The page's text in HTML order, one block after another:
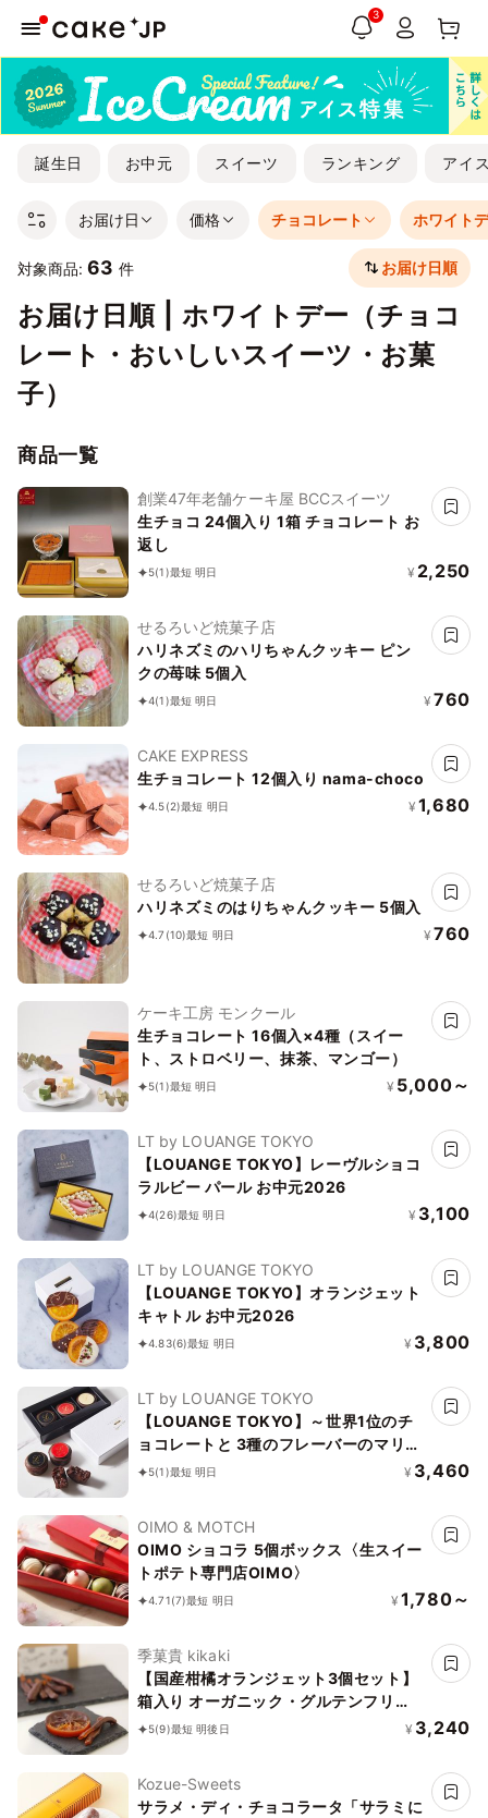
3
誕生日 お中元 スイーツ ランキング アイ
お届け日 価格 チョコレート ホワイト
対象商品: 63 件 お届け日順
お届け日順 | ホワイトデー（チョコ
レート・おいしいスイーツ・お菓
子）
商品一覧
創業47年老舗ケーキ屋 BCCスイーツ
生チョコ 24個入り 1箱 チョコレート お
返し
5(1)最短 明日 ¥ 2,250
せるろいど焼菓子店
ハリネズミのハリちゃんクッキー ピン
クの苺味 5個入
4(1)最短 明日 ¥ 760
CAKE EXPRESS
生チョコレート 12個入り nama-choco
4.5(2)最短 明日 ¥ 1,680
せるろいど焼菓子店
ハリネズミのはりちゃんクッキー 5個入
4.7 (10)最短 明日 ¥ 760
ケーキ工房 モンクール
生チョコレート 16個入×4種（スイー
ト、ストロベリー、抹茶、マンゴー）
5(1)最短 明日 ¥ 5,000～
LT by LOUANGE TOKYO
【LOUANGE TOKYO】レーヴルショコ
ラルビー パール お中元2026
4(26)最短 明日 ¥ 3,100
LT by LOUANGE TOKYO
【LOUANGE TOKYO】オランジェット
キャトル お中元2026
4.83(6)最短 明日 ¥ 3,800
LT by LOUANGE TOKYO
【LOUANGE TOKYO】～世界1位のチ
ョコレートと 3種のフレーバーのマリア
ージュを味わう～ パレット フォンダン
5(1)最短 明日 ¥ 3,460
OIMO & MOTCH
OIMO ショコラ 5個ボックス〈生スイー
トポテト専門店OIMO〉
4.71(7)最短 明日 ¥ 1,780～
季菓貴 kikaki
【国産柑橘オランジェット3個セット】
箱入り オーガニック・グルテンフリ
ー・添加物不使用・動物性食品不使用
5(9)最短 明後日 ¥ 3,240
Kozue-Sweets
サラメ・ディ・チョコラータ「サラミに